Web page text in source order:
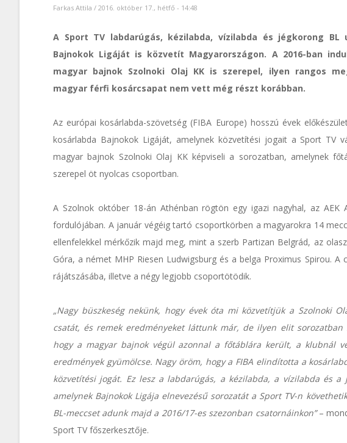
Farkas Attila / 2016. október 17., hétfő - 14:48
A Sport TV labdarúgás, kézilabda, vízilabda és jégkorong BL
Bajnokok Ligáját is közvetít Magyarországon. A 2016-ban
magyar bajnok Szolnoki Olaj KK is szerepel, ilyen rangos
magyar férfi kosárcsapat nem vett még részt korábban.
Az európai kosárlabda-szövetség (FIBA Europe) hosszú évek
kosárlabda Bajnokok Ligáját, amelynek közvetítési jogait a Sport TV
magyar bajnok Szolnoki Olaj KK képviseli a sorozatban, amelynek
szerepel öt nyolcas csoportban.
A Szolnok október 18-án Athénban rögtön egy igazi nagyhal, az
fordulójában. A január végéig tartó csoportkörben a magyarokra 14
ellenfelekkel mérkőzik majd meg, mint a szerb Partizan Belgrád, az
Góra, a német MHP Riesen Ludwigsburg és a belga Proximus Spirou.
rájátszásába, illetve a négy legjobb csoportötödik.
„Nagy büszkeség nekünk, hogy évek óta mi közvetítjük a Szolnoki
csatát, és remek eredményeket láttunk már, de ilyen elit
hogy a magyar bajnok végül azonnal a főtáblára került, a klubnál
eredmények gyümölcse. Nagy öröm, hogy a FIBA elindította a
közvetítési jogát. Ez lesz a labdarúgás, a kézilabda, a vízilabda és
amelynek Bajnokok Ligája elnevezésű sorozatát a Sport TV-n
BL-meccset adunk majd a 2016/17-es szezonban csatornáinkon”–
Sport TV főszerkesztője.